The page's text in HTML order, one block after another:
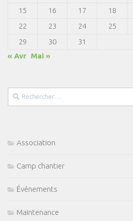
15
16 17 18
22
23 24 25
29
30
31
« Avr Mai »
Rechercher :
Association
Camp chantier
Événements
Maintenance